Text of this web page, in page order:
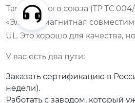
Таможенного союза (ТР ТС 004/
«Электромагнитная
UL. Это хорошо для качества,
У вас есть два пути:
Заказать сертификацию в
недели).
Работать с заводом, который